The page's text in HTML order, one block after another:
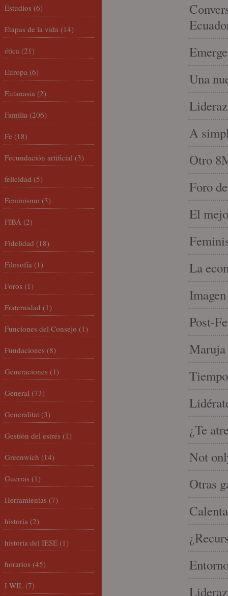
Una
A
Otro
Foro
El
La
Post-
Maruja
¿Te
Not
Otras
Estudios (6)
Etapas de la vida (14)
ética (21)
Europa (6)
Eutanasia (2)
Familia (206)
Fe (18)
Fecundación artificial (3)
felicidad (5)
Feminismo (3)
FIBA (2)
Fidelidad (18)
Filosofía (1)
Foros (1)
Fraternidad (1)
Funciones del Consejo (1)
Fundaciones (8)
Generaciones (1)
General (73)
Generalitat (3)
Gestión del estrés (1)
Greenwich (14)
Guerras (1)
Herramientas (7)
historia (2)
historia del IESE (1)
horarios (45)
I WIL (7)